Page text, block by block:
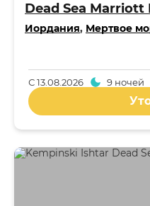
Dead Sea Marriott
Иордания, Мертвое
С13.08.2026 9 ночей